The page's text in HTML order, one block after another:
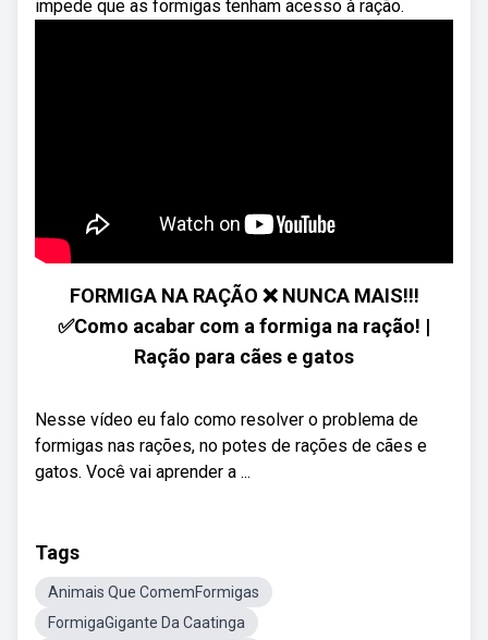
impede que as formigas tenham acesso à ração.
FORMIGA NA RAÇÃO ❌ NUNCA MAIS!!!
✅Como acabar com a formiga na ração! |
Ração para cães e gatos
Nesse vídeo eu falo como resolver o problema de
formigas nas rações, no potes de rações de cães e
gatos. Você vai aprender a ...
Tags
Animais Que ComemFormigas
FormigaGigante Da Caatinga